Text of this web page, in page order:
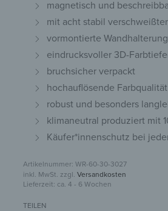
magnetisch und
mit acht stabil
vormontierte
eindrucksvoller 3D-
bruchsicher verpackt
hochauflösende Farbqualität
robust und besonders
klimaneutral produziert mit
Käufer*innenschutz bei
WR-60-30-3027
inkl. MwSt. zzgl. Versandkosten
Lieferzeit: ca. 4 - 6 Wochen
TEILEN